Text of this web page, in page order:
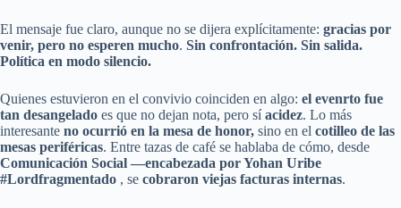
El mensaje fue claro, aunque no se dijera explícitamente: gracias por
venir, pero no esperen mucho. Sin confrontación. Sin salida.
Política en modo silencio.
Quienes estuvieron en el convivio coinciden en algo: el evenrto fue
tan desangelado es que no dejan nota, pero síacidez. Lo más
interesante no ocurrió en la mesa de honor, sino en el cotilleo de las
mesas periféricas. Entre tazas de café se hablaba de cómo, desde
Comunicación Social —encabezada por Yohan Uribe
#Lordfragmentado , se cobraron viejas facturas internas.